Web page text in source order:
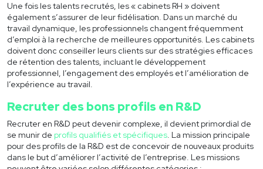
Une fois les talents recrutés, les « cabinets RH » doivent
également s’assurer de leur fidélisation. Dans un marché du
travail dynamique, les professionnels changent fréquemment
d’emploi à la recherche de meilleures opportunités. Les cabinets
doivent donc conseiller leurs clients sur des stratégies efficaces
de rétention des talents, incluant le développement
professionnel, l’engagement des employés et l’amélioration de
l’expérience au travail.
Recruter des bons profils en R&D
Recruter en R&D peut devenir complexe, il devient primordial de
se munir de profils qualifiés et spécifiques. La mission principale
pour des profils de la R&D est de concevoir de nouveaux produits
dans le but d’améliorer l’activité de l’entreprise. Les missions